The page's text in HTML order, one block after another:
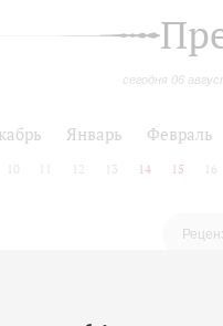
сегодня 06
Январь Февраль
10 12 13 14 15 16